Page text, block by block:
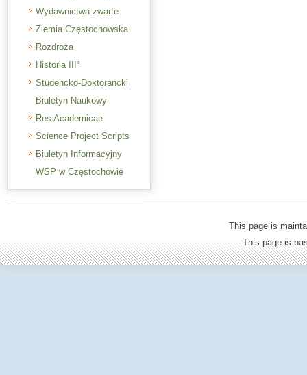
Wydawnictwa zwarte
Ziemia Częstochowska
Rozdroża
Historia III°
Studencko-Doktorancki
Biuletyn Naukowy
Res Academicae
Science Project Scripts
Biuletyn Informacyjny
WSP w Częstochowie
This page is
This page is